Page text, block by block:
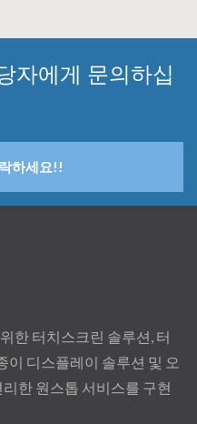
자에게 문의하십
하세요!!
한 터치스크린 솔루션, 터
이 디스플레이 솔루션 및 오
한 원스톱 서비스를 구현